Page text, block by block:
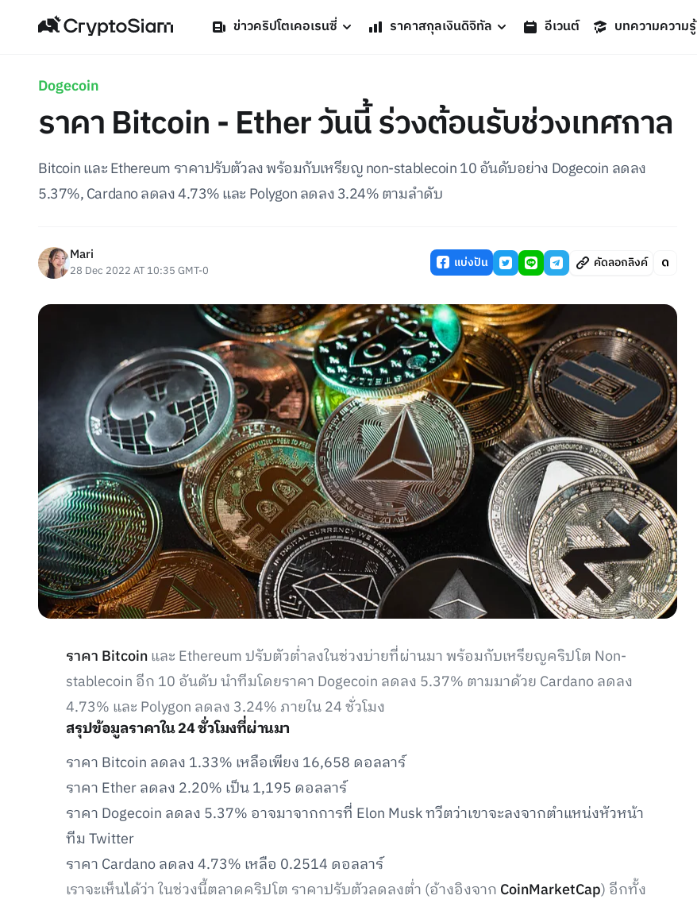
ข่าวคริปโตเคอเรนซี่ ราคาสกุลเงินดิจิทัล อีเวนต์ บทความความรู้
Dogecoin
ราคา Bitcoin - Ether วันนี้ ร่วงต้อนรับช่วงเทศกาล
Bitcoin และ Ethereum ราคาปรับตัวลง พร้อมกับเหรียญ non-stablecoin 10 อันดับอย่าง Dogecoin ลดลง
5.37%, Cardano ลดลง 4.73% และ Polygon ลดลง 3.24% ตามลำดับ
Mari
28 Dec 2022 AT 10:35 GMT-0 แบ่งปัน คัดลอกลิงค์
ราคา Bitcoinและ Ethereum ปรับตัวต่ำลงในช่วงบ่ายที่ผ่านมา พร้อมกับเหรียญคริปโต Non-
stablecoin อีก 10 อันดับ นำทีมโดยราคา Dogecoin ลดลง 5.37% ตามมาด้วย Cardano ลดลง
4.73% และ Polygon ลดลง 3.24% ภายใน 24 ชั่วโมง
สรุปข้อมูลราคาใน 24 ชั่วโมงที่ผ่านมา
ราคา Bitcoin ลดลง 1.33% เหลือเพียง 16,658 ดอลลาร์
ราคา Ether ลดลง 2.20% เป็น 1,195 ดอลลาร์
ราคา Dogecoin ลดลง 5.37% อาจมาจากการที่ Elon Musk ทวีตว่าเขาจะลงจากตำแหน่งหัวหน้า
ทีม Twitter
ราคา Cardano ลดลง 4.73% เหลือ 0.2514 ดอลลาร์
เราจะเห็นได้ว่า ในช่วงนี้ตลาดคริปโต ราคาปรับตัวลดลงต่ำ (อ้างอิงจาก CoinMarketCap) อีกทั้ง